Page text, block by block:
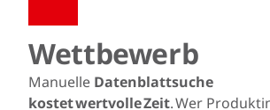
Wettbewerb
Manuelle Datenblattsuche
kostet wertvolle Zeit. Wer